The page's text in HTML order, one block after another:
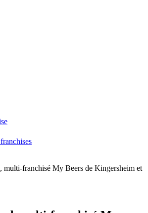
multi-franchisé My Beers de Kingersheim et